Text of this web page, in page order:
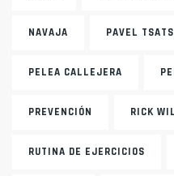
NAVAJA PAVEL
PELEA CALLEJERA
PREVENCIÓN RICK
RUTINA DE EJERCICIOS